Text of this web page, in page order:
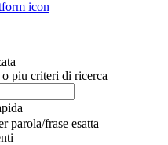
o piu criteri di ricerca
parola/frase esatta